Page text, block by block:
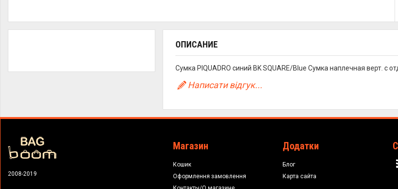
ОПИСАНИЕ
Сумка PIQUADRO синий BK SQUARE/Blue Сумка наплечная верт. с
Написати відгук...
2008-2019
Магазин
Кошик
Оформлення замовлення
Додатки
Блог
Карта сайта